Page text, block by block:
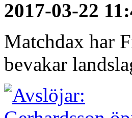
2017-03-22
Matchdax har
bevakar